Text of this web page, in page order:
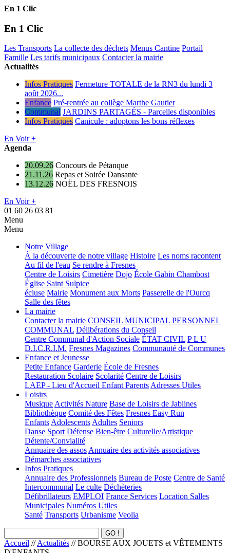
En 1 Clic
En 1 Clic
Les Transports La collecte des déchets Menus Cantine Portail
Famille Les tarifs municipaux Contacter la mairie
Actualités
Infos Pratiques Fermeture TOTALE de la RN3 du lundi 3
août 2026...
Enfance Pré-rentrée au collège Marthe Gautier
Communal JARDINS PARTAGÉS - Parcelles disponibles
Infos Pratiques Canicule : adoptons les bons réflexes
En Voir +
Agenda
20.09.26 Concours de Pétanque
21.11.26 Repas et Soirée Dansante
13.12.26 NOËL DES FRESNOIS
En Voir +
01 60 26 03 81
Menu
Menu
Notre Village
À la découverte de notre village Histoire Les noms racontent
Au fil de l'eau Se rendre à Fresnes
Centre de Loisirs Cimetière Dojo École Gabin Chambost
Église Saint Sulpice
écluse Mairie Monument aux Morts Passerelle de l'Ourcq
Salle des fêtes
La mairie
Contacter la mairie CONSEIL MUNICIPAL PERSONNEL
COMMUNAL Délibérations du Conseil
Centre Communal d'Action Sociale ÉTAT CIVIL P L U
D.I.C.R.I.M. Fresnes Magazines Communauté de Communes
Enfance et Jeunesse
Petite Enfance Garderie École de Fresnes
Restauration Scolaire Scolarité Centre de Loisirs
LAEP - Lieu d'Accueil Enfant ParentsAdresses Utiles
Loisirs
MusiqueActivités Nature Base de Loisirs de Jablines
Bibliothèque Comité des Fêtes Fresnes Easy Run
EnfantsAdolescentsAdultes Seniors
Danse Sport Défense Bien-être Culturelle/Artistique
Détente/Convialité
Annuaire des assosAnnuaire des activités associatives
Démarches associatives
Infos Pratiques
Annuaire des Professionnels Bureau de Poste Centre de Santé
Intercommunal Le culte Déchèteries
Défibrillateurs EMPLOI France Services Location Salles
Municipales Numéros Utiles
Santé Transports Urbanisme Veolia
Accueil //Actualités // BOURSE AUX JOUETS et VÊTEMENTS